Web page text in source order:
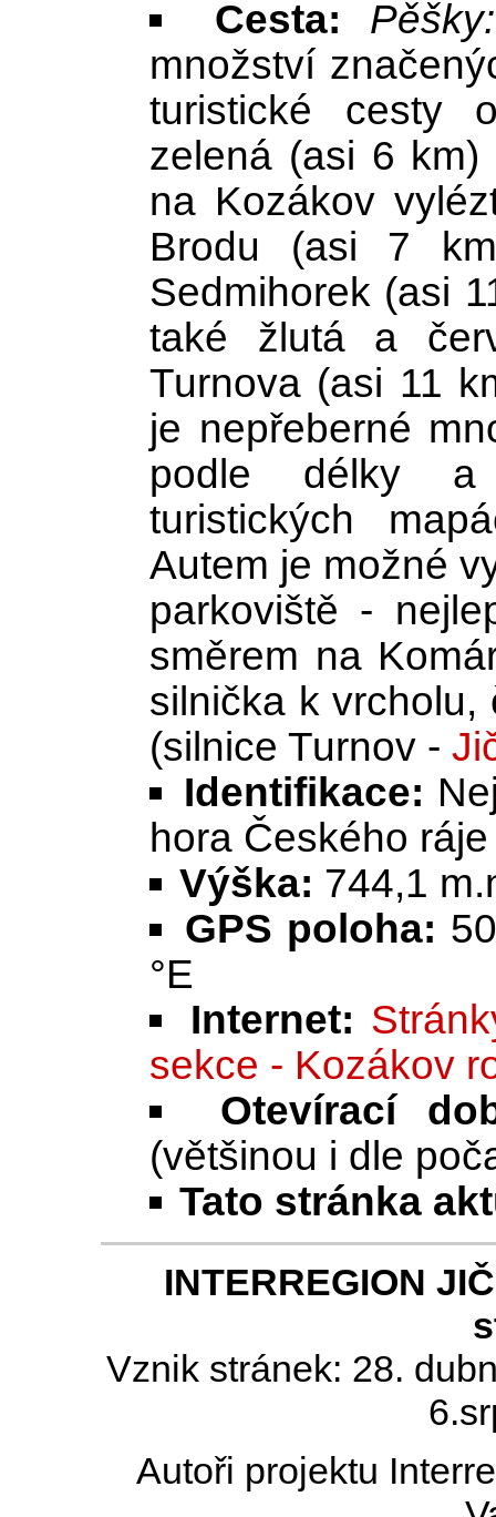
Cesta: Pěšky:
množství
turistické cesty
zelená (asi 6
na Kozákov
Brodu (asi 7
Sedmihorek (asi
také žlutá a
Turnova (asi 11
je nepřeberné
podle délky a
turistických
Autem je možné
parkoviště -
směrem na
silnička k vrcholu,
(silnice Turnov -
Identifikace:
hora Českého ráje
Výška: 744,1
GPS poloha:
°E
Internet:
sekce - Kozákov
Otevírací
(většinou i dle
Tato stránka
INTERREGION
Vznik stránek: 28.
Autoři projektu